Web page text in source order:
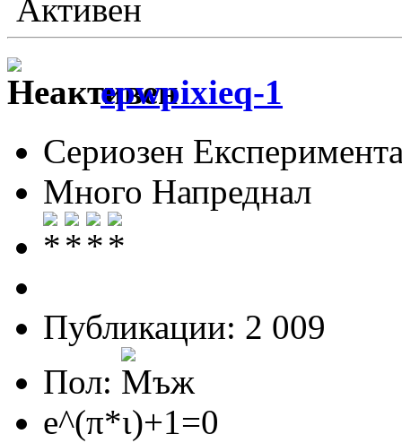
Активен
epwpixieq-1
Сериозен
Много Напреднал
Публикации: 2 009
Пол:
e^(π*ι)+1=0